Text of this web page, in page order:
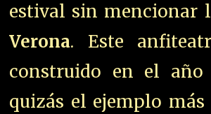
estival sin mencionar
Verona. Este
construido en el año
quizás el ejemplo más